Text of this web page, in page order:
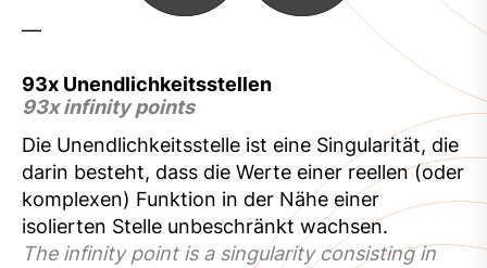
—
93x Unendlichkeitsstellen
93x infinity points
Die Unendlichkeitsstelle ist eine Singularität, die
darin besteht, dass die Werte einer reellen (oder
komplexen) Funktion in der Nähe einer
isolierten Stelle unbeschränkt wachsen.
The infinity point is a singularity consisting in